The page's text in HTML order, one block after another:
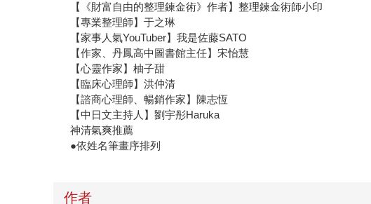
【《財富自由的整理鍊金術》作者】整理鍊金術師小印
【專業整理師】于之琳
【家事人氣YouTuber】我是佐藤SATO
【作家、丹鳳高中圖書館主任】宋怡慧
【心靈作家】柚子甜
【臨床心理師】洪仲清
【諮商心理師、暢銷作家】陳志恆
【中日文主持人】劉宇彤Haruka
神清氣爽推薦
●依姓名筆畫序排列
作者